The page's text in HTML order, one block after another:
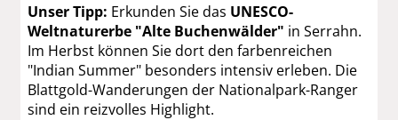
Unser Tipp: Erkunden Sie das UNESCO-
Weltnaturerbe "Alte Buchenwälder" in Serrahn.
Im Herbst können Sie dort den farbenreichen
"Indian Summer" besonders intensiv erleben. Die
Blattgold-Wanderungen der Nationalpark-Ranger
sind ein reizvolles Highlight.